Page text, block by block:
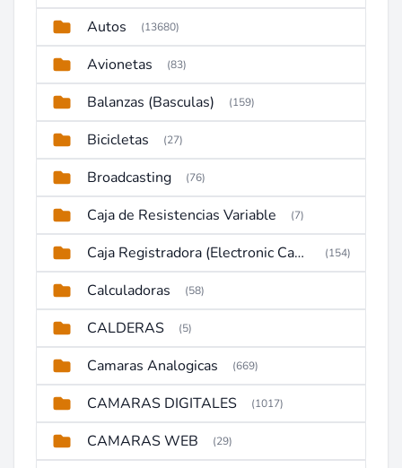
Autos (13680)
Avionetas (83)
Balanzas (Basculas) (159)
Bicicletas (27)
Broadcasting (76)
Caja de Resistencias Variable (7)
Caja Registradora (Electronic Cash Register) (154)
Calculadoras (58)
CALDERAS (5)
Camaras Analogicas (669)
CAMARAS DIGITALES (1017)
CAMARAS WEB (29)